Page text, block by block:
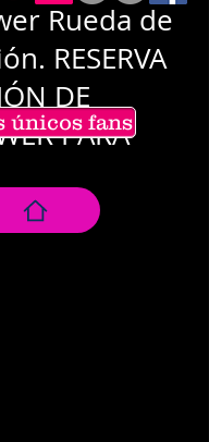
Rueda de
RESERVA
DE
PARA
únicos fans